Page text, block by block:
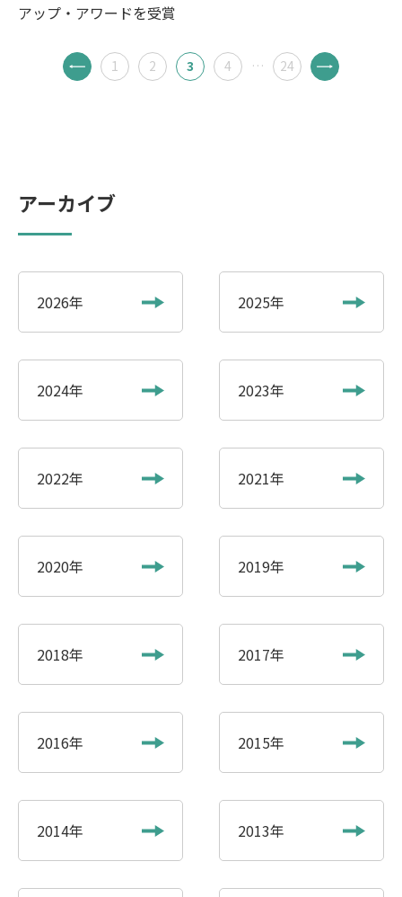
アップ・アワードを受賞
1 2 3 4 … 24
アーカイブ
2026年 2025年
2024年 2023年
2022年 2021年
2020年 2019年
2018年 2017年
2016年 2015年
2014年 2013年